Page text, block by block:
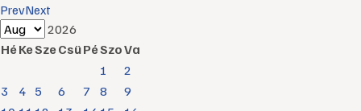
PrevNext
2026
HéKeSzeCsüPéSzoVa
1
2
3
4 5 6 7 8
9